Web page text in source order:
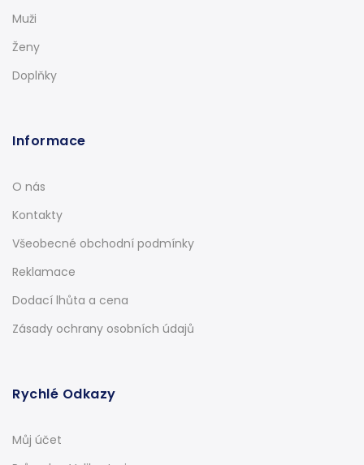
Muži
Ženy
Doplňky
Informace
O nás
Kontakty
Všeobecné obchodní podmínky
Reklamace
Dodací lhůta a cena
Zásady ochrany osobních údajů
Rychlé Odkazy
Můj účet